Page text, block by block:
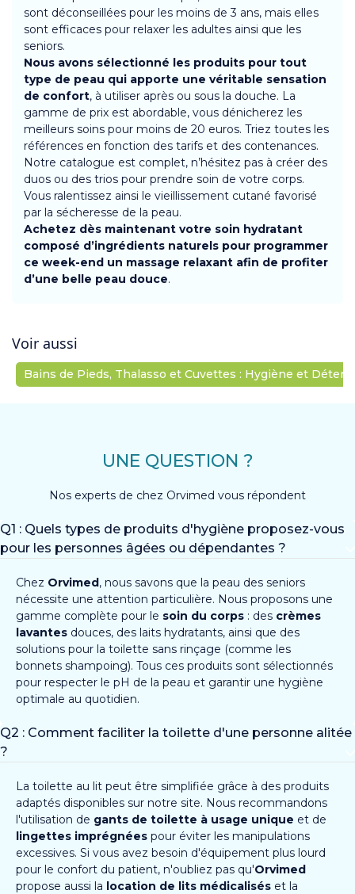
sont déconseillées pour les moins de 3 ans, mais elles
sont efficaces pour relaxer les adultes ainsi que les
seniors.
Nous avons sélectionné les produits pour tout
type de peau qui apporte une véritable sensation
de confort, à utiliser après ou sous la douche. La
gamme de prix est abordable, vous dénicherez les
meilleurs soins pour moins de 20 euros. Triez toutes les
références en fonction des tarifs et des contenances.
Notre catalogue est complet, n’hésitez pas à créer des
duos ou des trios pour prendre soin de votre corps.
Vous ralentissez ainsi le vieillissement cutané favorisé
par la sécheresse de la peau.
Achetez dès maintenant votre soin hydratant
composé d’ingrédients naturels pour programmer
ce week-end un massage relaxant afin de profiter
d’une belle peau douce.
Voir aussi
Bains de Pieds, Thalasso et Cuvettes : Hygiène et
UNE QUESTION ?
Nos experts de chez Orvimed vous répondent
Q1 : Quels types de produits d'hygiène proposez-vous
pour les personnes âgées ou dépendantes ?
Chez Orvimed, nous savons que la peau des seniors
nécessite une attention particulière. Nous proposons une
gamme complète pour le soin du corps : des crèmes
lavantes douces, des laits hydratants, ainsi que des
solutions pour la toilette sans rinçage (comme les
bonnets shampoing). Tous ces produits sont sélectionnés
pour respecter le pH de la peau et garantir une hygiène
optimale au quotidien.
Q2 : Comment faciliter la toilette d'une personne alitée
?
La toilette au lit peut être simplifiée grâce à des produits
adaptés disponibles sur notre site. Nous recommandons
l'utilisation de gants de toilette à usage unique et de
lingettes imprégnées pour éviter les manipulations
excessives. Si vous avez besoin d'équipement plus lourd
pour le confort du patient, n'oubliez pas qu'Orvimed
propose aussi la location de lits médicalisés et la